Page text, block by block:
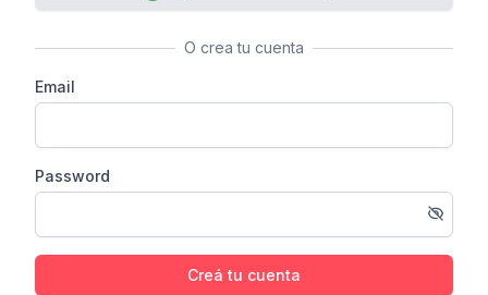
O crea tu cuenta
Email
Password
Creá tu cuenta